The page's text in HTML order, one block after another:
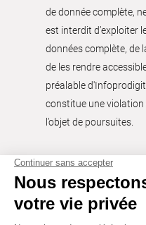
de donnée complète,
est interdit d’exploiter
données complète, de
de les rendre
préalable
constitue une violation
l’objet de poursuites.